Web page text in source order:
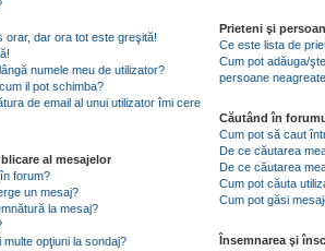
orar, dar ora tot este greşită!
numele meu de utilizator?
il pot schimba?
de email al unui utilizator îmi cere
al mesajelor
forum?
un mesaj?
la mesaj?
opţiuni la sondaj?
Prieteni şi
Ce este lista de
Cum pot adăuga/
persoane
Căutând în
Cum pot să caut
De ce căutarea
De ce căutarea
Cum pot căuta
Cum pot găsi
Însemnarea şi